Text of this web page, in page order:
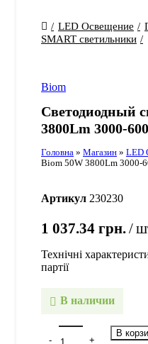
LED Освещение
SMART светильники
Biom
Светодиодный
3800Lm 3000-
Головна » Магазин » LED
Biom 50W 3800Lm 3000-
Артикул 230230
1 037.34 грн.
Технічні
партії
В наличии
В